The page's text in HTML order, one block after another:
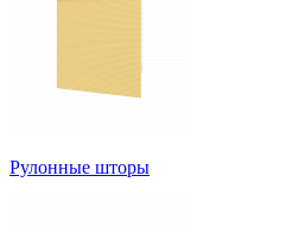
Рулонные шторы